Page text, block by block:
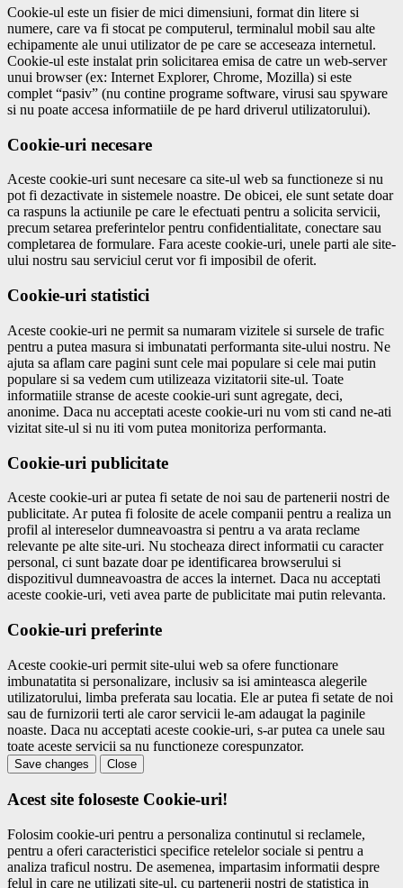
Cookie-ul este un fisier de mici dimensiuni, format din litere si
numere, care va fi stocat pe computerul, terminalul mobil sau alte
echipamente ale unui utilizator de pe care se acceseaza internetul.
Cookie-ul este instalat prin solicitarea emisa de catre un web-server
unui browser (ex: Internet Explorer, Chrome, Mozilla) si este
complet “pasiv” (nu contine programe software, virusi sau spyware
si nu poate accesa informatiile de pe hard driverul utilizatorului).
Cookie-uri necesare
Aceste cookie-uri sunt necesare ca site-ul web sa functioneze si nu
pot fi dezactivate in sistemele noastre. De obicei, ele sunt setate doar
ca raspuns la actiunile pe care le efectuati pentru a solicita servicii,
precum setarea preferintelor pentru confidentialitate, conectare sau
completarea de formulare. Fara aceste cookie-uri, unele parti ale site-
ului nostru sau serviciul cerut vor fi imposibil de oferit.
Cookie-uri statistici
Aceste cookie-uri ne permit sa numaram vizitele si sursele de trafic
pentru a putea masura si imbunatati performanta site-ului nostru. Ne
ajuta sa aflam care pagini sunt cele mai populare si cele mai putin
populare si sa vedem cum utilizeaza vizitatorii site-ul. Toate
informatiile stranse de aceste cookie-uri sunt agregate, deci,
anonime. Daca nu acceptati aceste cookie-uri nu vom sti cand ne-ati
vizitat site-ul si nu iti vom putea monitoriza performanta.
Cookie-uri publicitate
Aceste cookie-uri ar putea fi setate de noi sau de partenerii nostri de
publicitate. Ar putea fi folosite de acele companii pentru a realiza un
profil al intereselor dumneavoastra si pentru a va arata reclame
relevante pe alte site-uri. Nu stocheaza direct informatii cu caracter
personal, ci sunt bazate doar pe identificarea browserului si
dispozitivul dumneavoastra de acces la internet. Daca nu acceptati
aceste cookie-uri, veti avea parte de publicitate mai putin relevanta.
Cookie-uri preferinte
Aceste cookie-uri permit site-ului web sa ofere functionare
imbunatatita si personalizare, inclusiv sa isi aminteasca alegerile
utilizatorului, limba preferata sau locatia. Ele ar putea fi setate de noi
sau de furnizorii terti ale caror servicii le-am adaugat la paginile
noaste. Daca nu acceptati aceste cookie-uri, s-ar putea ca unele sau
toate aceste servicii sa nu functioneze corespunzator.
Save changes Close
Acest site foloseste Cookie-uri!
Folosim cookie-uri pentru a personaliza continutul si reclamele,
pentru a oferi caracteristici specifice retelelor sociale si pentru a
analiza traficul nostru. De asemenea, impartasim informatii despre
felul in care ne utilizati site-ul, cu partenerii nostri de statistica in